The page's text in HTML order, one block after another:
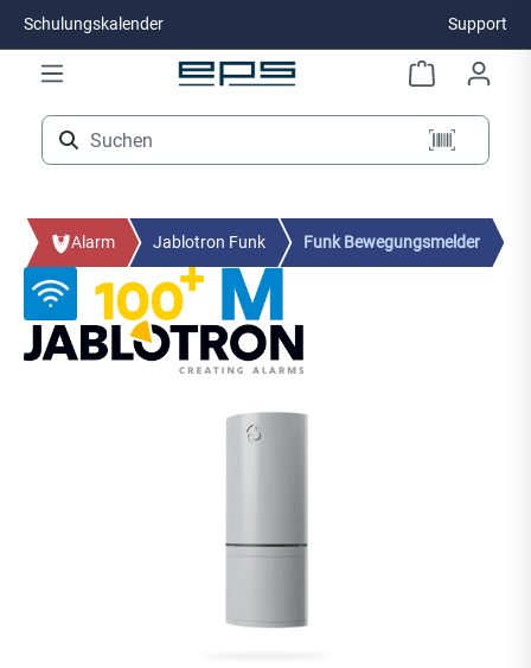
Zum Hauptinhalt springen
Schulungskalender Support
Alarm Jablotron Funk Funk Bewegungsmelder
Bildergalerie überspringen